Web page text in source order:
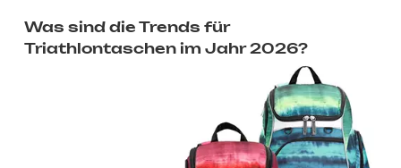
Was sind die Trends für
Triathlontaschen im Jahr 2026?